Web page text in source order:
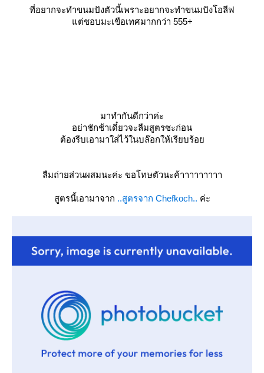
ที่อยากจะทำขนมปังตัวนี้เพราะอยากจะทำขนมปังโอลีฟ
ต่ชอบมะเขือเทศมากกว่า 555+
มาทำกันดีกว่าค่ะ
อย่าชักช้าเดี๋ยวจะลืมสูตรซะก่อน
ต้องรีบเอามาใส่ไว้ในบล๊อกให้เรียบร้อ
ลืมถ่ายส่วนผสมนะค่ะ ขอโทษตัวนะค้าาาาาาาาา
สูตรนี้เอามาจาก ..สูตรจาก Chefkoch.. ค่ะ